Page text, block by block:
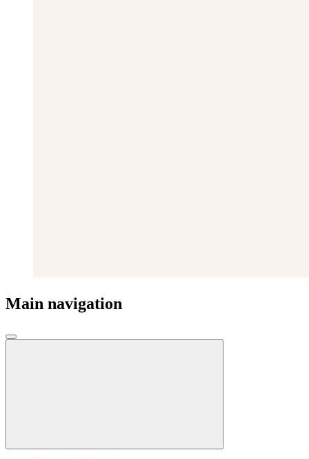
Main navigation